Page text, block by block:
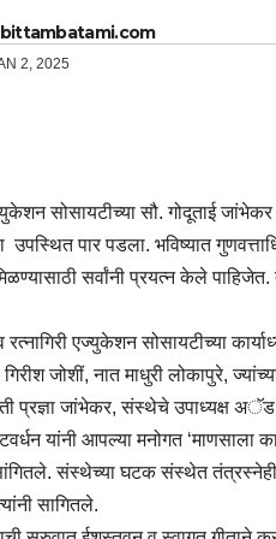
bittambatami.com
2, 2025
सोसायटीच्या सौ. गोदूताई
उपस्थित पार पडला. भविष्यात
सर्वांनी प्रयत्न केले
एज्युकेशन सोसायटीच्या
जोशीं, नात माधुरी लोकापुरे,
प्रज्ञा जांभेकर, संस्थेचे उपाध्यक्ष
पटवर्धन यांनी आपल्या मनोगत ‘माणसाला
संस्थेच्या घटक संस्थेत
सागितले.